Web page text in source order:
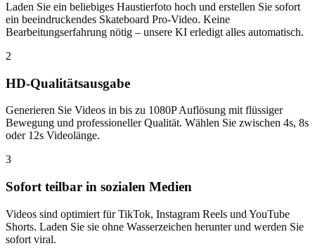
Laden Sie ein beliebiges Haustierfoto hoch und erstellen Sie sofort
ein beeindruckendes Skateboard Pro-Video. Keine
Bearbeitungserfahrung nötig – unsere KI erledigt alles automatisch.
2
HD-Qualitätsausgabe
Generieren Sie Videos in bis zu 1080P Auflösung mit flüssiger
Bewegung und professioneller Qualität. Wählen Sie zwischen 4s, 8s
oder 12s Videolänge.
3
Sofort teilbar in sozialen Medien
Videos sind optimiert für TikTok, Instagram Reels und YouTube
Shorts. Laden Sie sie ohne Wasserzeichen herunter und werden Sie
sofort viral.